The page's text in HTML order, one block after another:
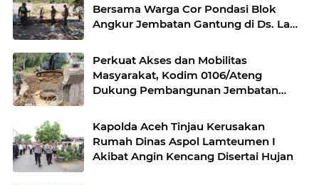
Bersama Warga Cor Pondasi Blok
Angkur Jembatan Gantung di Ds. Lawe
Perkuat Akses dan Mobilitas
Masyarakat, Kodim 0106/Ateng
Dukung Pembangunan Jembatan
Kapolda Aceh Tinjau Kerusakan
Rumah Dinas Aspol Lamteumen I
Akibat Angin Kencang Disertai Hujan